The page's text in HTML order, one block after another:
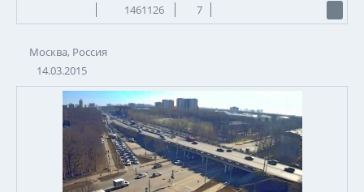
1461126 7
Москва, Россия
14.03.2015